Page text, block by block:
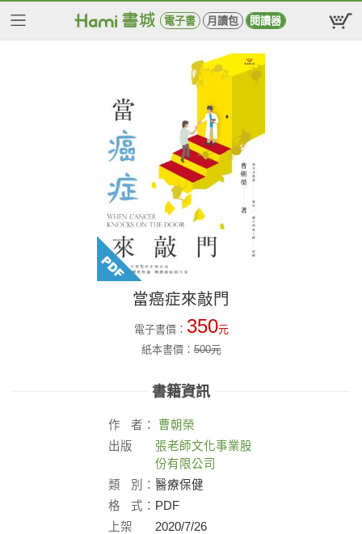
電子書 月讀包 閱讀器
當癌症來敲門
電子書價： 350元
紙本書價：500元
書籍資訊
作 者：
曹朝榮
出版
張老師文化事業股
份有限公司
類
別： 醫療保健
格
式： PDF
上架
2020/7/26